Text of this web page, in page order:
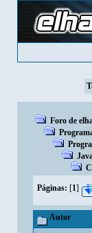
Foro de
Páginas: [1]
Autor